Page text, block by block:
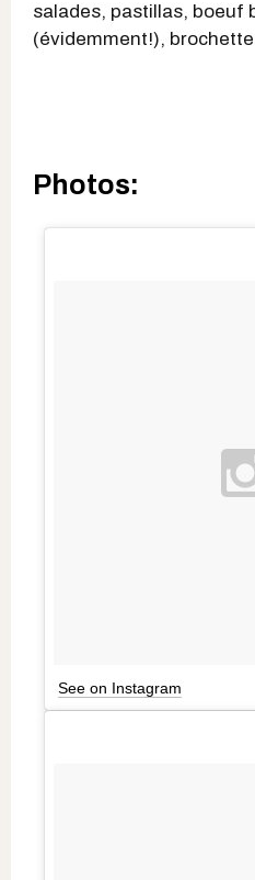
salades, pastillas, boeuf
(évidemment!),
Photos:
See on Instagram